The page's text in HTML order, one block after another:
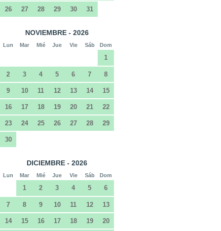
26 27 28 29 30 31
NOVIEMBRE - 2026
Lun Mar Mié Jue Vie Sáb Dom
1
2 3 4 5 6 7 8
9 10 11 12 13 14 15
16 17 18 19 20 21 22
23 24 25 26 27 28 29
30
DICIEMBRE - 2026
Lun Mar Mié Jue Vie Sáb Dom
1 2 3 4 5 6
7 8 9 10 11 12 13
14 15 16 17 18 19 20